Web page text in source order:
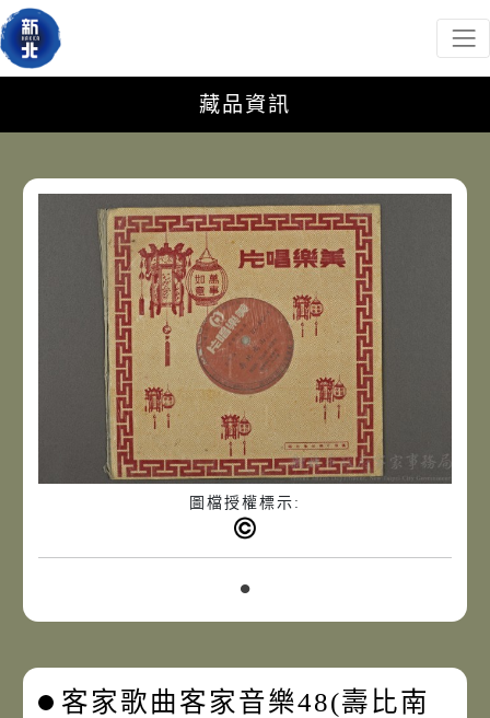
新北市政府客家事務局
網頁導覽
藏品資訊
圖檔授權標示:
客家歌曲客家音樂48(壽比南